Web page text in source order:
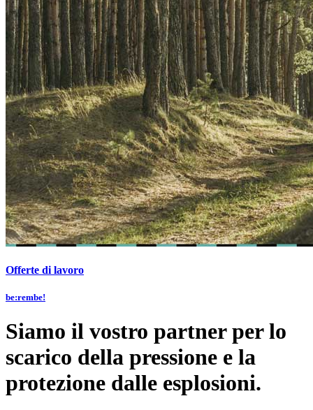
Offerte di lavoro
be:rembe!
Siamo il vostro partner per lo
scarico della pressione e la
protezione dalle esplosioni.